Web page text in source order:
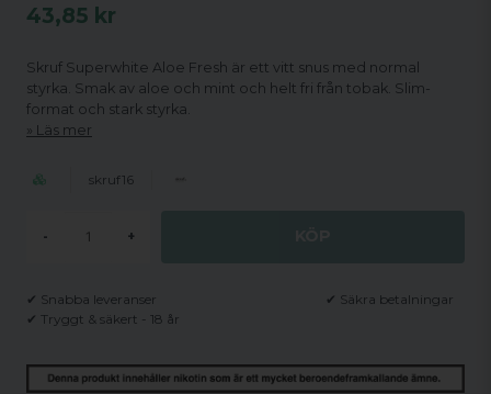
43,85 kr
Skruf Superwhite Aloe Fresh är ett vitt snus med normal
styrka. Smak av aloe och mint och helt fri från tobak. Slim-
format och stark styrka.
Läs mer
skruf16
- +
✔ Snabba leveranser
✔ Säkra betalningar
✔ Tryggt & säkert - 18 år